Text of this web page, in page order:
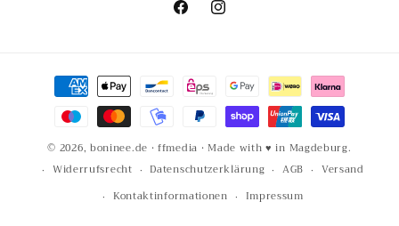
FacebookInstagram
Zahlungsmethoden
© 2026, boninee.de ·ffmedia · Made with ♥ in Magdeburg.
Widerrufsrecht
Datenschutzerklärung AGB
Versand
Kontaktinformationen
Impressum